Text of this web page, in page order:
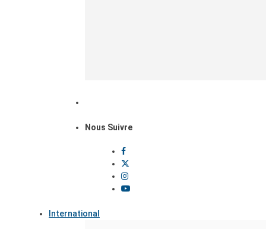
Nous Suivre
International